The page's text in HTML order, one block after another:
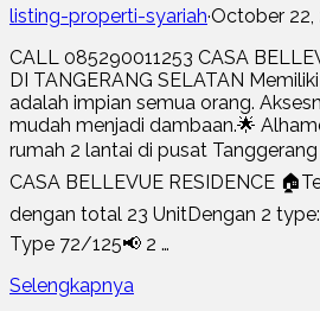
listing-properti-syariah·October 22,
CALL 085290011253 CASA
DI TANGERANG SELATAN
adalah impian semua orang.
mudah menjadi dambaan.🌟
rumah 2 lantai di pusat
CASA BELLEVUE RESIDENCE
dengan total 23 UnitDengan 2
Type 72/125📢 2 …
Selengkapnya